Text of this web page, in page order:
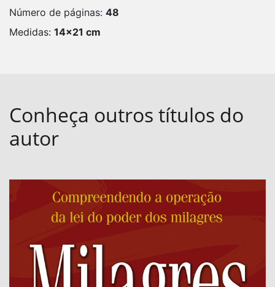
Número de páginas: 48
Medidas: 14x21 cm
Conheça outros títulos do
autor